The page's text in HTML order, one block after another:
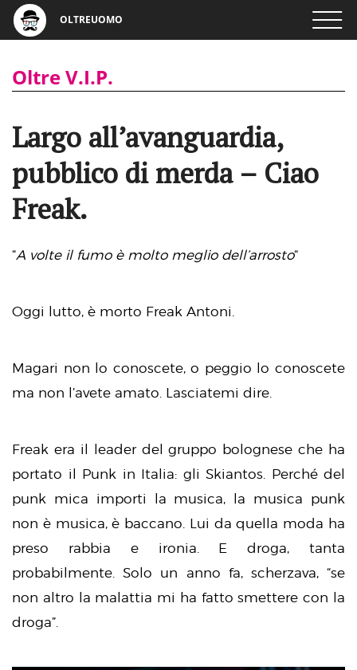
OLTREUOMO
Oltre V.I.P.
Largo all’avanguardia,
pubblico di merda – Ciao
Freak.
“A volte il fumo è molto meglio dell’arrosto“
Oggi lutto, è morto Freak Antoni.
Magari non lo conoscete, o peggio lo conoscete
ma non l’avete amato. Lasciatemi dire.
Freak era il leader del gruppo bolognese che ha
portato il Punk in Italia: gli Skiantos. Perché del
punk mica importi la musica, la musica punk
non è musica, è baccano. Lui da quella moda ha
preso rabbia e ironia. E droga, tanta
probabilmente. Solo un anno fa, scherzava, “se
non altro la malattia mi ha fatto smettere con la
droga”.